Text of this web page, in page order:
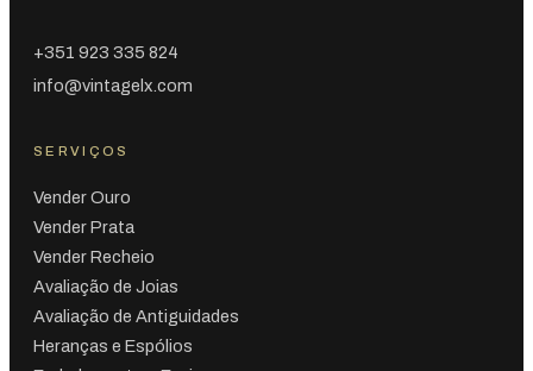
+351 923 335 824
info@vintagelx.com
SERVIÇOS
Vender Ouro
Vender Prata
Vender Recheio
Avaliação de Joias
Avaliação de Antiguidades
Heranças e Espólios